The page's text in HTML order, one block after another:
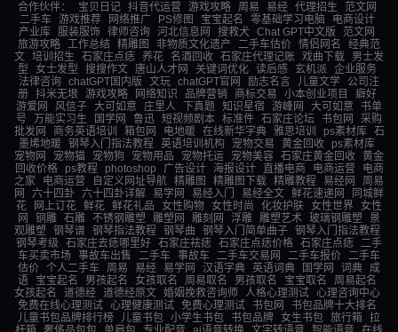
合作伙伴： 宝贝日记 抖音代运营 游戏攻略 周易 易经 代理招生
范文网
二手车
游戏推荐 网络推广 PS修图 宝宝起名 零基础学习电脑
电商设计
产业库 服装服饰 律师咨询 河北信息网 搜救犬 Chat GPT中文版
范文网
旅游攻略 工作总结 精雕图 非物质文化遗产 二手车估价 情侣网名
经典范
文 培训招生 石家庄点痣 养花 名酒回收 石家庄代理记账 戏曲下载
男士发
型
女士发型 搜搜作文 唐山人才网 关键词优化 读后感 玄机派
企业服务
法律咨询 chatGPT国内版 文玩 chatGPT官网 励志名言 儿童文学
公司注
册
抖米无垠 游戏攻略 网络知识 品牌营销 商标交易 小本创业项目
癖好
游爱网
风信子 大可如意 庄里人 下真题 知识星宿 游峰网 大可如意
书单
号
万能实习生 国学网 鲁迅 短视频剧本 标准件 石家庄论坛 书包网
采购
批发网
商务英语培训 箱包网 电地暖 在线新华字典 雅思培训 ps素材库
石
墨烯地暖 钢琴入门指法教程 英语培训机构 宠物交易 黄金回收
ps素材库
宠物网
宠物猫 宠物狗 宠物用品 宠物托运 宠物美容 石家庄黄金回收 黄金
回收价格
ps教程 photoshop 广告设计 海报设计 直播电商 电商运营
电商
之家
电商运营 自定义网址导航 精雕图 精雕图下载 精雕教程 易经网
周易
网
六十四卦 六十四卦详解 易学网 易经入门 易经全文 鲜花速递网
同城鲜
花
网上订花 鲜花 鲜花礼品 女性购物 女性时尚 化妆护肤 女性世界
女性
网
铜雕 石雕 不锈钢雕塑 雕塑网 雕刻网 浮雕 雕塑艺术 玻璃钢雕塑
景
观雕塑
钢琴谱 钢琴指法教程 钢琴曲 钢琴入门简单曲子
钢琴入门指法教程
钢琴考级
石家庄去痣哪里好 石家庄祛痣 石家庄点痣价格 石家庄点痣 二手
车买卖市场
事故车出售 二手车 事故车 二手车交易网 二手车报价 二手车
估价 个人二手车 周易 易经 易学网 汉语字典 英语词典 国学网 词典
成
语
宝宝起名 男孩起名 女孩取名 周易取名 男孩取名 宝宝取名
周易起名
女孩起名
道德经 道德经原文 婚姻挽救咨询师 人格心理测试
心理咨询中心
免费在线心理测试
心理健康测试 免费心理测试 书包网
书包品牌十大排名
儿童书包品牌排行榜
儿童书包 小学生书包 书包品牌 女生书包 旅行箱
拉